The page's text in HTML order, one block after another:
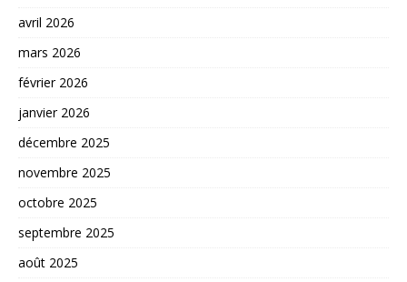
avril 2026
mars 2026
février 2026
janvier 2026
décembre 2025
novembre 2025
octobre 2025
septembre 2025
août 2025